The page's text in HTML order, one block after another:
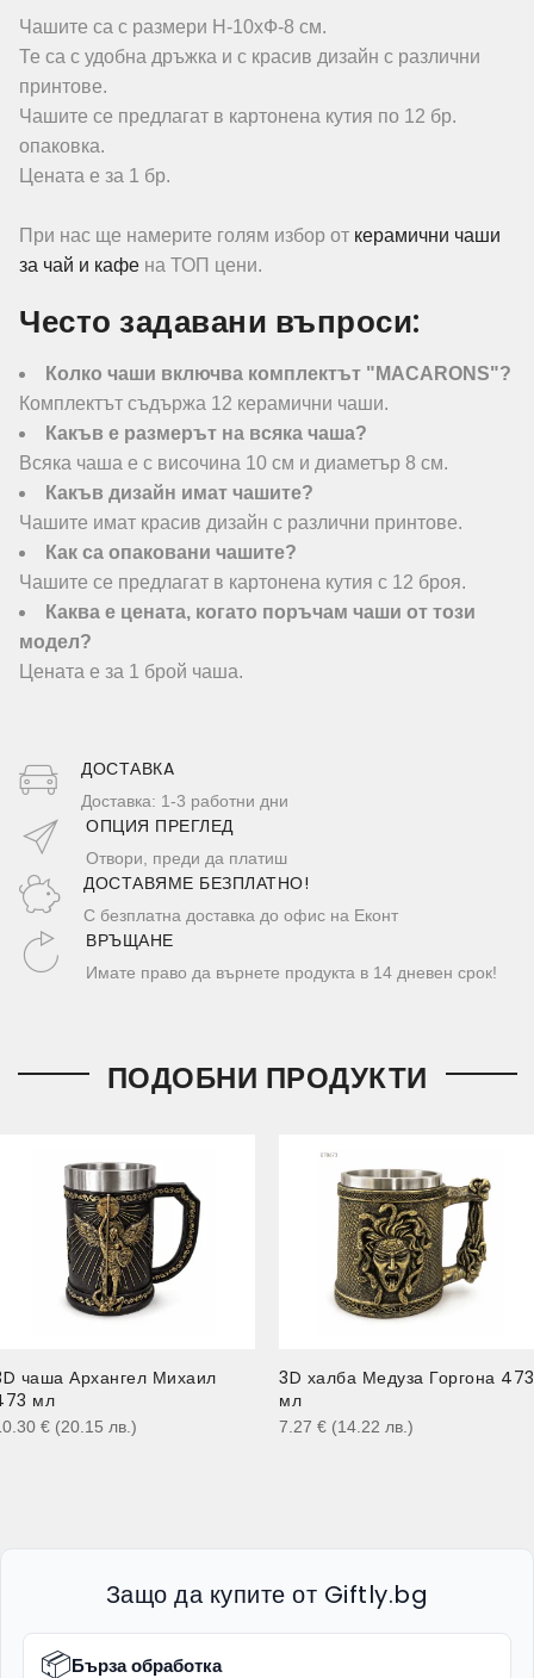
Чашите са с размери Н-10хФ-8 см.
Те са с удобна дръжка и с красив дизайн с различни
принтове.
Чашите се предлагат в картонена кутия по 12 бр.
опаковка.
Цената е за 1 бр.
При нас ще намерите голям избор от керамични чаши
за чай и кафе на ТОП цени.
Често задавани въпроси:
Колко чаши включва комплектът "MACARONS"?
Комплектът съдържа 12 керамични чаши.
Какъв е размерът на всяка чаша?
Всяка чаша е с височина 10 см и диаметър 8 см.
Какъв дизайн имат чашите?
Чашите имат красив дизайн с различни принтове.
Как са опаковани чашите?
Чашите се предлагат в картонена кутия с 12 броя.
Каква е цената, когато поръчам чаши от този
модел?
Цената е за 1 брой чаша.
ДОСТАВКA
Доставка: 1-3 работни дни
ОПЦИЯ ПРЕГЛЕД
Отвори, преди да платиш
ДОСТАВЯМЕ БЕЗПЛАТНО!
С безплатна доставка до офис на Еконт
ВРЪЩАНЕ
Имате право да върнете продукта в 14 дневен срок!
ПОДОБНИ ПРОДУКТИ
чаша Архангел Михаил
мл
€ (20.15 лв. )
3D халба Медуза Горгона 473
мл
7.27 € (14.22 лв. )
Защо да купите от Giftly.bg
📦Бърза обработка